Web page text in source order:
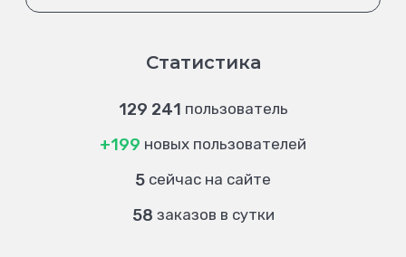
Статистика
129 241 пользователь
+199 новых пользователей
5 сейчас на сайте
58 заказов в сутки